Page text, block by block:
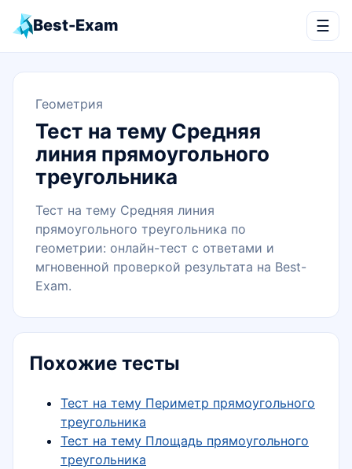
Best-Exam ☰
Геометрия
Тест на тему Средняя
линия прямоугольного
треугольника
Тест на тему Средняя линия
прямоугольного треугольника по
геометрии: онлайн-тест с ответами и
мгновенной проверкой результата на Best-
Exam.
Похожие тесты
Тест на тему Периметр прямоугольного
треугольника
Тест на тему Площадь прямоугольного
треугольника